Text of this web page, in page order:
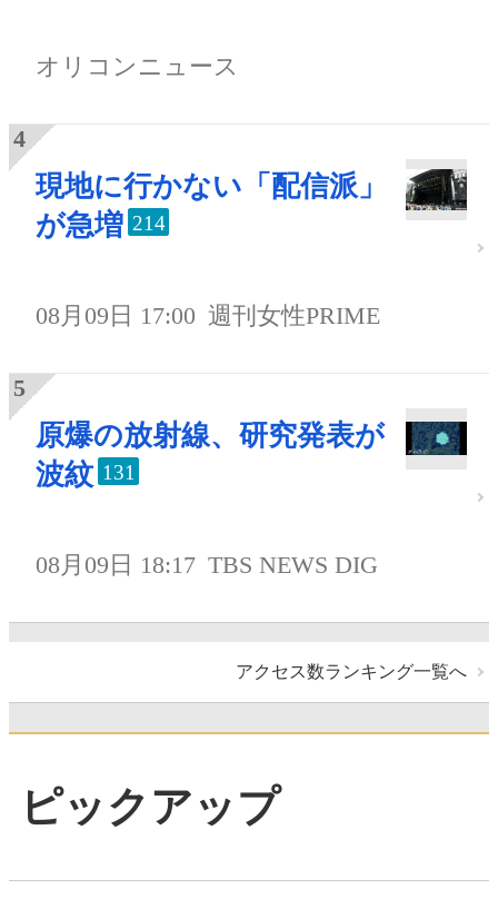
オリコンニュース
現地に行かない「配信派」
が急増 214
08月09日 17:00 週刊女性PRIME
原爆の放射線、研究発表が
波紋 131
08月09日 18:17 TBS NEWS DIG
アクセス数ランキング一覧へ
ピックアップ